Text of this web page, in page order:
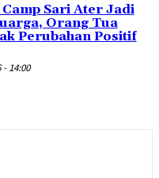
Sari Ater Jadi
Orang Tua
Perubahan Positif
14:00